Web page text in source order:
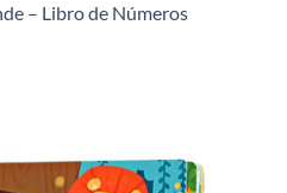
– Libro de Números